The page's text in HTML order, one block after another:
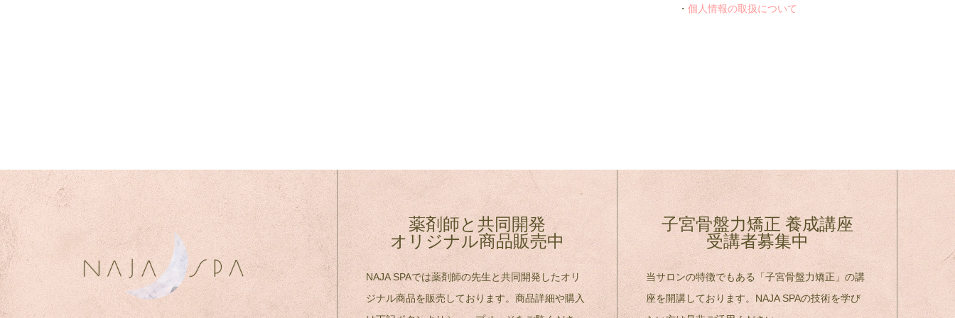
・ 個人情報の取扱について
薬剤師と共同開発
オリジナル商品販売中
NAJA SPAでは薬剤師の先生と共同開発したオリ
ジナル商品を販売しております。商品詳細や購入
子宮骨盤力矯正 養成講座
受講者募集中
当サロンの特徴でもある「子宮骨盤力矯正」の講
座を開講しております。NAJA SPAの技術を学び